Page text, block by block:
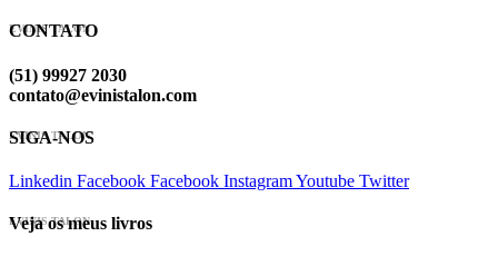
EVINIS TALON
CONTATO
(51) 99927 2030
contato@evinistalon.com
EVINIS TALON
SIGA-NOS
Linkedin Facebook Facebook InstagramYoutube Twitter
EVINIS TALON
Veja os meus livros